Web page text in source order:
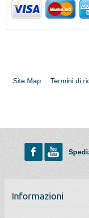
Site Map Termini di
Informazioni